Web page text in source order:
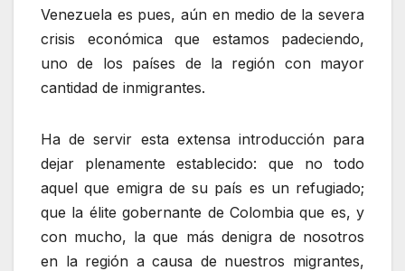
Venezuela es pues, aún en medio de la severa
crisis económica que estamos padeciendo,
uno de los países de la región con mayor
cantidad de inmigrantes.
Ha de servir esta extensa introducción para
dejar plenamente establecido: que no todo
aquel que emigra de su país es un refugiado;
que la élite gobernante de Colombia que es, y
con mucho, la que más denigra de nosotros
en la región a causa de nuestros migrantes,